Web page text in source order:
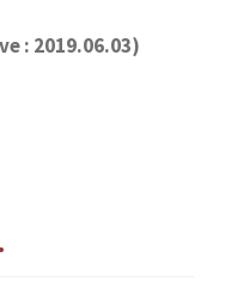
: 2019.06.03)